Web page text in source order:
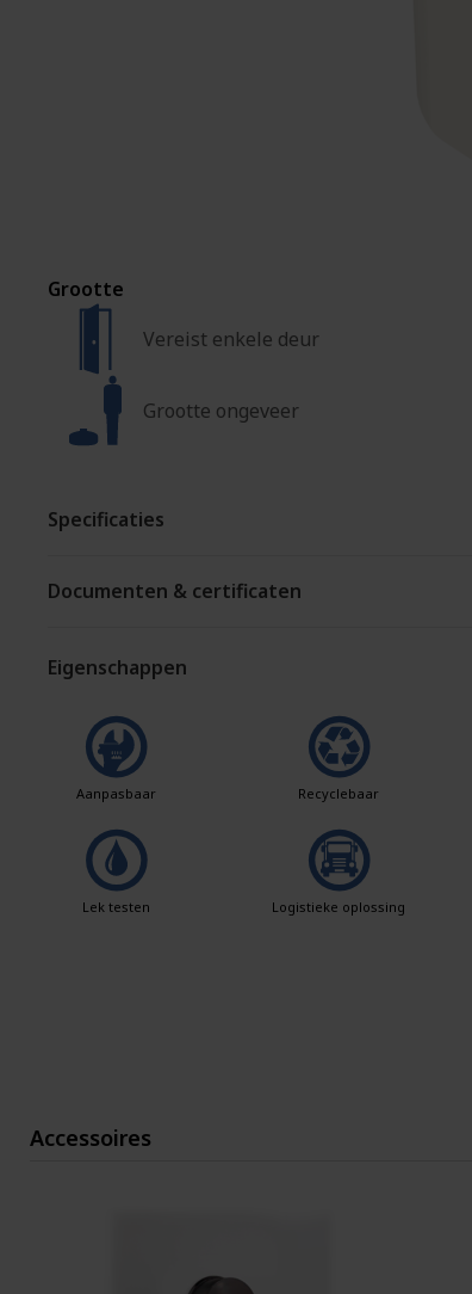
Grootte
Vereist enkele deur
Grootte ongeveer
Specificaties
Documenten & certificaten
Eigenschappen
Aanpasbaar Recyclebaar
Lek testen Logistieke oplossing
Accessoires